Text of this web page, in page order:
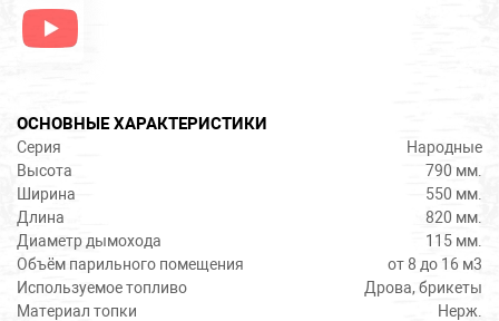
ОСНОВНЫЕ ХАРАКТЕРИСТИКИ
Серия
Народные
Высота
790 мм.
Ширина
550 мм.
Длина
820 мм.
Диаметр дымохода
115 мм.
Объём парильного помещения
от 8 до 16 м3
Используемое топливо
Дрова, брикеты
Материал топки
Нерж.